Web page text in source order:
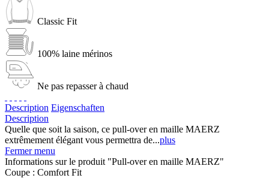
Classic Fit
100% laine mérinos
Ne pas repasser à chaud
Description Eigenschaften
Description
Quelle que soit la saison, ce pull-over en maille MAERZ
extrêmement élégant vous permettra de...plus
Fermer menu
Informations sur le produit "Pull-over en maille MAERZ"
Coupe : Comfort Fit